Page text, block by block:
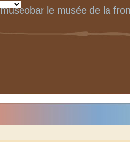
museobar le musée de la